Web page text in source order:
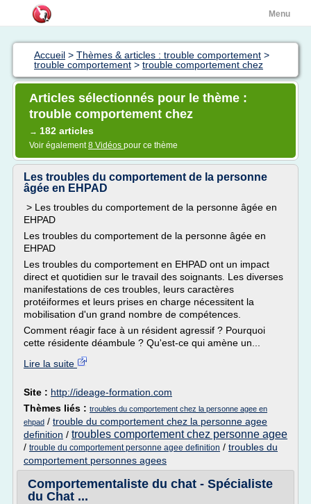
Menu
Accueil > Thèmes & articles : trouble comportement >
trouble comportement > trouble comportement chez
Articles sélectionnés pour le thème :
trouble comportement chez
→ 182 articles
Voir également8 Vidéos pour ce thème
Les troubles du comportement de la personne
âgée en EHPAD
> Les troubles du comportement de la personne âgée en
EHPAD
Les troubles du comportement de la personne âgée en
EHPAD
Les troubles du comportement en EHPAD ont un impact
direct et quotidien sur le travail des soignants. Les diverses
manifestations de ces troubles, leurs caractères
protéiformes et leurs prises en charge nécessitent la
mobilisation d'un grand nombre de compétences.
Comment réagir face à un résident agressif ? Pourquoi
cette résidente déambule ? Qu'est-ce qui amène un...
Lire la suite
Site : http://ideage-formation.com
Thèmes liés : troubles du comportement chez la personne agee en
ehpad / trouble du comportement chez la personne agee
definition / troubles comportement chez personne agee
/ trouble du comportement personne agee definition / troubles du
comportement personnes agees
Comportementaliste du chat - Spécialiste
du Chat ...